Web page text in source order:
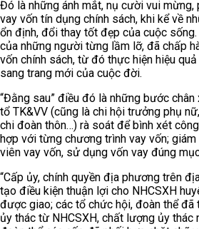
Đó là những ánh mắt, nụ cười vui
vay vốn tín dụng chính sách, khi kể về
ổn định, đổi thay tốt đẹp của cuộc
của những người từng lầm lỡ, đã chấp
vốn chính sách, từ đó thực hiện hiệu
sang trang mới của cuộc đời.
“Đằng sau” điều đó là những bước
tổ TK&VV (cũng là chi hội trưởng phụ
chi đoàn thôn…) rà soát để bình xét
hợp với từng chương trình vay vốn;
viên vay vốn, sử dụng vốn vay đúng
“Cấp ủy, chính quyền địa phương trên
tạo điều kiện thuận lợi cho NHCSXH
được giao; các tổ chức hội, đoàn thể đã
ủy thác từ NHCSXH, chất lượng ủy thác